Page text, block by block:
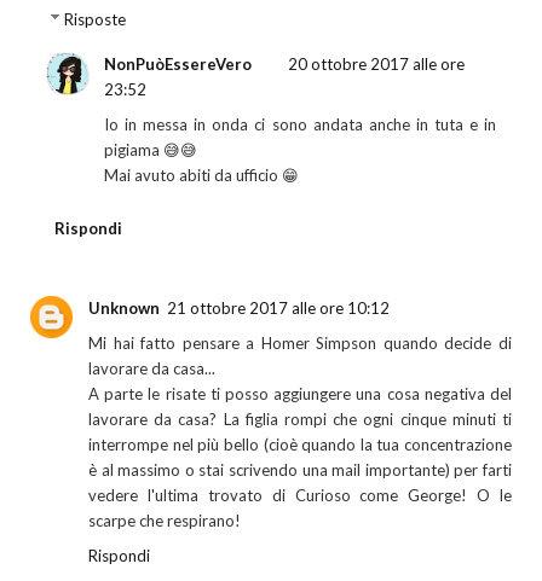
Risposte
NonPuòEssereVero
20 ottobre 2017 alle ore
23:52
Io in messa in onda ci sono andata anche in tuta e in
pigiama 😅😅
Mai avuto abiti da ufficio 😁
Rispondi
Unknown 21 ottobre 2017 alle ore 10:12
Mi hai fatto pensare a Homer Simpson quando decide di
lavorare da casa...
A parte le risate ti posso aggiungere una cosa negativa del
lavorare da casa? La figlia rompi che ogni cinque minuti ti
interrompe nel più bello (cioè quando la tua concentrazione
è al massimo o stai scrivendo una mail importante) per farti
vedere l'ultima trovato di Curioso come George! O le
scarpe che respirano!
Rispondi